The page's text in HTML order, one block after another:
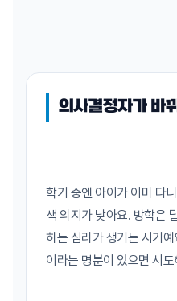
의사결정자가 바
학기 중엔 아이가 이미 다
색 의지가 낮아요. 방학은
하는 심리가 생기는 시기
이라는 명분이 있으면 시